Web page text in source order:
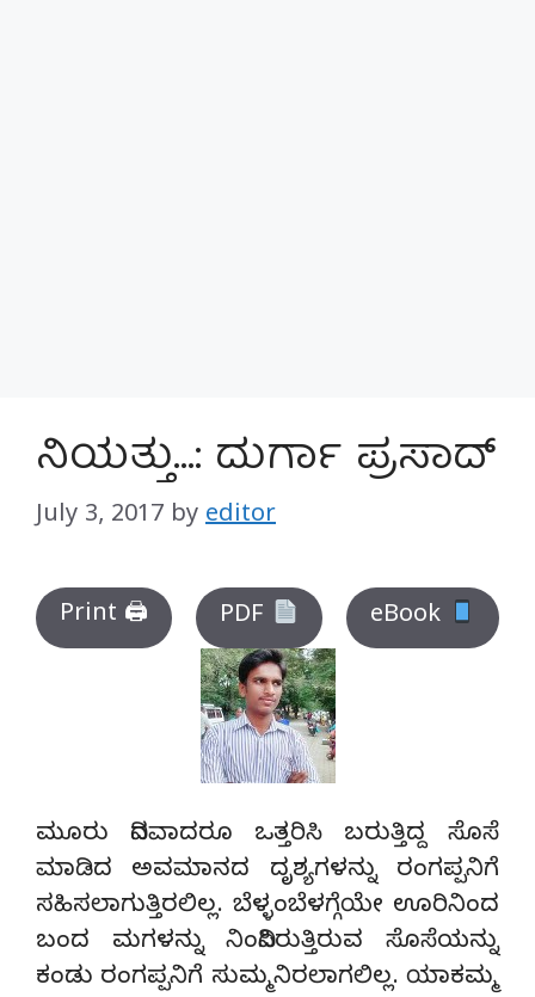
ನಿಯತ್ತು…: ದುರ್ಗಾ ಪ್ರಸಾದ್
July 3, 2017 by editor
Print 🖨 PDF eBook
ಮೂರು ದಿನವಾದರೂ ಒತ್ತರಿಸಿ ಬರುತ್ತಿದ್ದ ಸೊಸೆ
ಮಾಡಿದ ಅವಮಾನದ ದೃಶ್ಯಗಳನ್ನು ರಂಗಪ್ಪನಿಗೆ
ಸಹಿಸಲಾಗುತ್ತಿರಲಿಲ್ಲ. ಬೆಳ್ಳಂಬೆಳಗ್ಗೆಯೇ ಊರಿನಿಂದ
ಬಂದ ಮಗಳನ್ನು ನಿಂದಿಸಿರುತ್ತಿರುವ ಸೊಸೆಯನ್ನು
ಕಂಡು ರಂಗಪ್ಪನಿಗೆ ಸುಮ್ಮನಿರಲಾಗಲಿಲ್ಲ. ಯಾಕಮ್ಮ